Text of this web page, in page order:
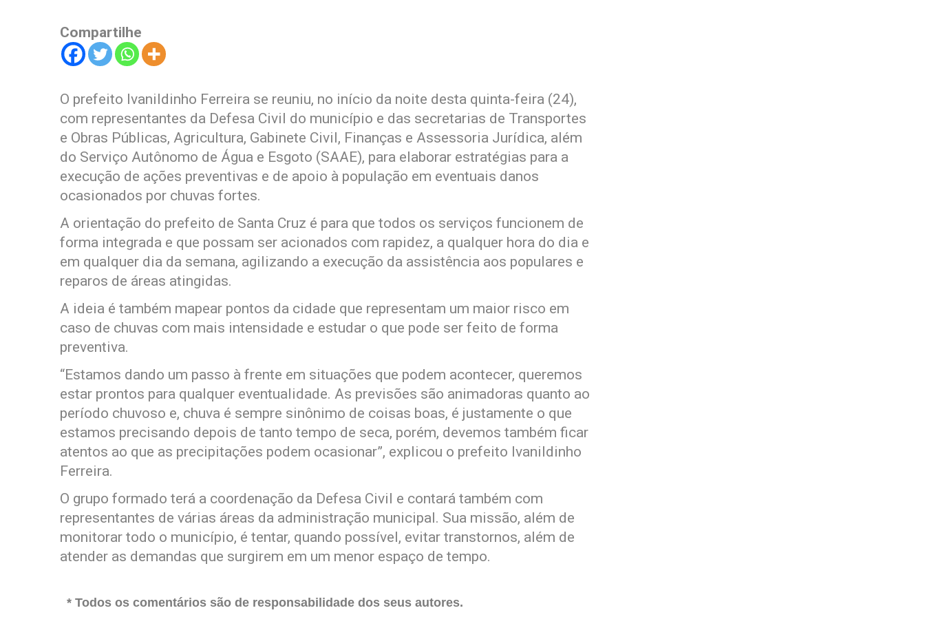
Compartilhe
O prefeito Ivanildinho Ferreira se reuniu, no início da noite desta quinta-feira (24),
com representantes da Defesa Civil do município e das secretarias de Transportes
e Obras Públicas, Agricultura, Gabinete Civil, Finanças e Assessoria Jurídica, além
do Serviço Autônomo de Água e Esgoto (SAAE), para elaborar estratégias para a
execução de ações preventivas e de apoio à população em eventuais danos
ocasionados por chuvas fortes.
A orientação do prefeito de Santa Cruz é para que todos os serviços funcionem de
forma integrada e que possam ser acionados com rapidez, a qualquer hora do dia e
em qualquer dia da semana, agilizando a execução da assistência aos populares e
reparos de áreas atingidas.
A ideia é também mapear pontos da cidade que representam um maior risco em
caso de chuvas com mais intensidade e estudar o que pode ser feito de forma
preventiva.
“Estamos dando um passo à frente em situações que podem acontecer, queremos
estar prontos para qualquer eventualidade. As previsões são animadoras quanto ao
período chuvoso e, chuva é sempre sinônimo de coisas boas, é justamente o que
estamos precisando depois de tanto tempo de seca, porém, devemos também ficar
atentos ao que as precipitações podem ocasionar”, explicou o prefeito Ivanildinho
Ferreira.
O grupo formado terá a coordenação da Defesa Civil e contará também com
representantes de várias áreas da administração municipal. Sua missão, além de
monitorar todo o município, é tentar, quando possível, evitar transtornos, além de
atender as demandas que surgirem em um menor espaço de tempo.
* Todos os comentários são de responsabilidade dos seus autores.